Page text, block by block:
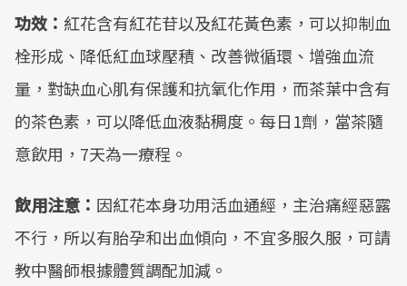
功效： 紅花含有紅花苷以及紅花黃色素，可以抑制血
栓形成、降低紅血球壓積、改善微循環、增強血流
量，對缺血心肌有保護和抗氧化作用，而茶葉中含有
的茶色素，可以降低血液黏稠度。每日1劑，當茶隨
意飲用，7天為一療程。
飲用注意： 因紅花本身功用活血通經，主治痛經惡露
不行，所以有胎孕和出血傾向，不宜多服久服，可請
教中醫師根據體質調配加減。